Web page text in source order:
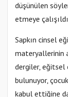
düşünülen
etmeye
Sapkın cinsel
materyallerinin
dergiler, eğitsel
bulunuyor,
kabul ettiğine